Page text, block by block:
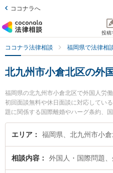
ココナラへ
投稿
ココナラ法律相談 福岡県で法律相
北九州市小倉北区の外
福岡県の北九州市小倉北区で外国人労
初回面談無料や休日面談に対応してい
題に関係する国際離婚やハーグ条約、
索もでき便利です。特にネクスパート
護士や弁護士法人大手町法律事務所 北
働者のトラブルを今すぐに弁護士に相
決の実績豊富な近くの弁護士を検索し
エリア 福岡県、北九州市小
相談内容 外国人・国際問題